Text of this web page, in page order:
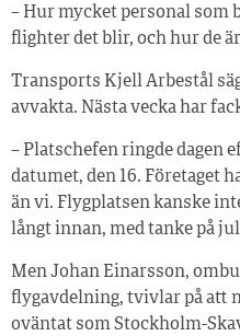
– Hur mycket personal som
flighter det blir, och hur de
Transports Kjell Arbestål
avvakta. Nästa vecka har
– Platschefen ringde dagen
datumet, den 16. Företaget
än vi. Flygplatsen kanske
långt innan, med tanke på
Men Johan Einarsson,
flygavdelning, tvivlar på att
oväntat som Stockholm-